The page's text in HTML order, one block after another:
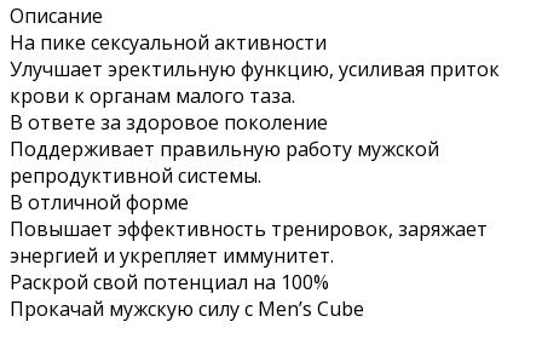
Описание
На пике сексуальной активности
Улучшает эректильную функцию, усиливая приток
крови к органам малого таза.
В ответе за здоровое поколение
Поддерживает правильную работу мужской
репродуктивной системы.
В отличной форме
Повышает эффективность тренировок, заряжает
энергией и укрепляет иммунитет.
Раскрой свой потенциал на 100%
Прокачай мужскую силу с Men’s Cube